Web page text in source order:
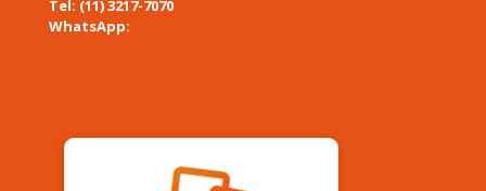
Tel: (11) 3217-7070
WhatsApp: